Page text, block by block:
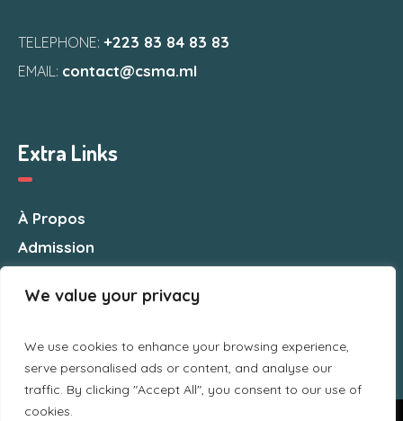
We value your privacy
We use cookies to enhance your browsing experience,
serve personalised ads or content, and analyse our
traffic. By clicking "Accept All", you consent to our use of
cookies.
TELEPHONE:+223 83 84 83 83
EMAIL: contact@csma.ml
Extra Links
À Propos
Admission